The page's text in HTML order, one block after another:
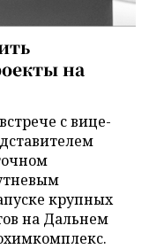
на
с вице-
крупных
на Дальнем